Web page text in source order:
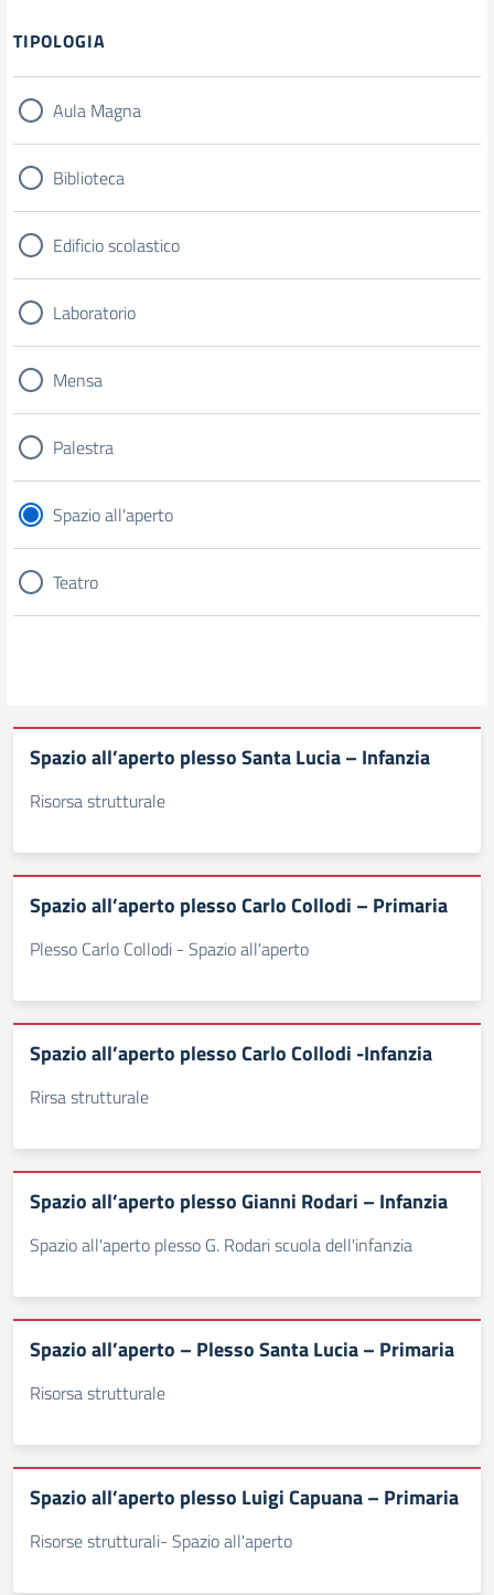
Filtri
TIPOLOGIA
Aula Magna
Biblioteca
Edificio scolastico
Laboratorio
Mensa
Palestra
Spazio all'aperto
Teatro
Spazio all’aperto plesso Santa Lucia – Infanzia
Risorsa strutturale
Spazio all’aperto plesso Carlo Collodi – Primaria
Plesso Carlo Collodi - Spazio all'aperto
Spazio all’aperto plesso Carlo Collodi -Infanzia
Rirsa strutturale
Spazio all’aperto plesso Gianni Rodari – Infanzia
Spazio all'aperto plesso G. Rodari scuola dell'infanzia
Spazio all’aperto – Plesso Santa Lucia – Primaria
Risorsa strutturale
Spazio all’aperto plesso Luigi Capuana – Primaria
Risorse strutturali- Spazio all'aperto